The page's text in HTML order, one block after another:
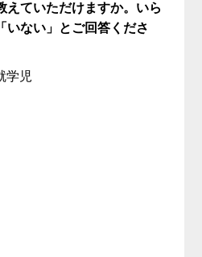
えていただけますか。いら
いない」とご回答くださ
学児